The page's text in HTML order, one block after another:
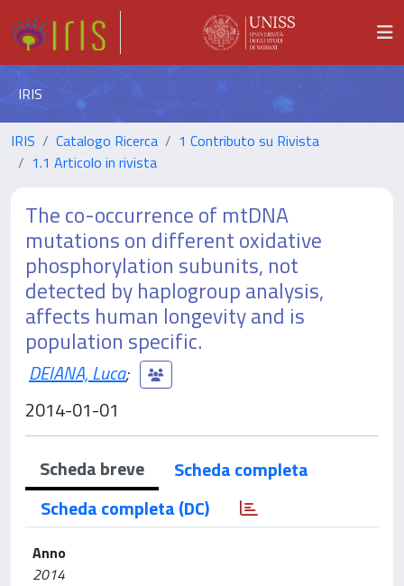
IRIS
IRIS Catalogo Ricerca
1 Contributo su Rivista
1.1 Articolo in rivista
The co-occurrence of mtDNA
mutations on different oxidative
phosphorylation subunits, not
detected by haplogroup analysis,
affects human longevity and is
population specific.
DEIANA, Luca;
2014-01-01
Scheda breve
Scheda completa
Scheda completa (DC)
Anno
2014